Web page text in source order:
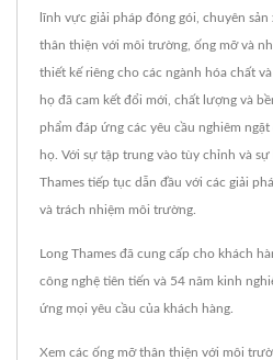
lĩnh vực giải pháp đóng gói, chuyên
thân thiện với môi trường, ống mỡ và
thiết kế riêng cho các ngành hóa chất
họ đã cam kết đổi mới, chất lượng và
phẩm đáp ứng các yêu cầu nghiêm
họ. Với sự tập trung vào tùy chỉnh và
Thames tiếp tục dẫn đầu với các giải
và trách nhiệm môi trường.
Long Thames đã cung cấp cho khách
công nghệ tiên tiến và 54 năm kinh
ứng mọi yêu cầu của khách hàng.
Xem các ống mỡ thân thiện với môi